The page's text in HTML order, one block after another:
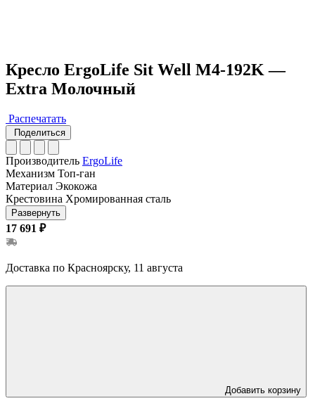
Кресло ErgoLife Sit Well M4-192K —
Extra Молочный
Распечатать
Поделиться
Производитель ErgoLife
Механизм Топ-ган
Материал Экокожа
Крестовина Хромированная сталь
Развернуть
17 691 ₽
Доставка по Красноярску, 11 августа
Добавить корзину